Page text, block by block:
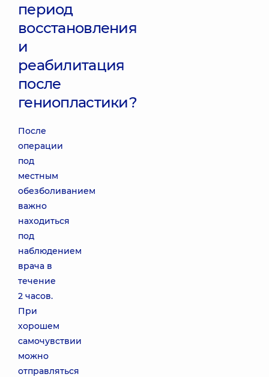
период
восстановления
и
реабилитация
после
гениопластики?
После
операции
под
местным
обезболиванием
важно
находиться
под
наблюдением
врача в
течение
2 часов.
При
хорошем
самочувствии
можно
отправляться